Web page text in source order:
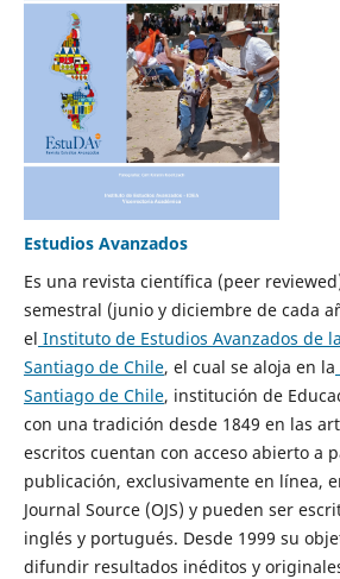
Estudios Avanzados
Es una revista científica (peer
semestral (junio y diciembre de cada
el Instituto de Estudios Avanzados de
Santiago de Chile, el cual se aloja en la
Santiago de Chile, institución de
con una tradición desde 1849 en las
escritos cuentan con acceso abierto a
publicación, exclusivamente en línea,
Journal Source (OJS) y pueden ser
inglés y portugués. Desde 1999 su
difundir resultados inéditos y